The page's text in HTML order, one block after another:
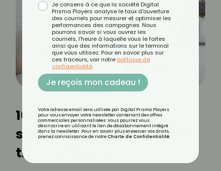
10 choses que vous ne
savez pas sur le gras et le
tissu adipeux
Je consens à ce que la société Digital
Prisma Players analyse le taux d'ouverture
des courriels pour mesurer et optimiser les
performances des campagnes. Nous
pourrons savoir si vous ouvrez les
courriels, l'heure à laquelle vous le faites
ainsi que des informations sur le terminal
que vous utilisez. Pour en savoir plus sur
ces traceurs, voir notre politique de
confidentialité.
Je reçois mon cadeau !
Votre adresse email sera utilisée par Digital Prisma Players
pour vous envoyer votre newsletter contenant des offres
commerciales personnalisées. Vous pourrez vous
désinscrire en utilisant le lien de désabonnement intégré
dans la newsletter. Pour en savoir plus et exercer vos droits,
prenez connaissance de notre Charte de Confidentialité.